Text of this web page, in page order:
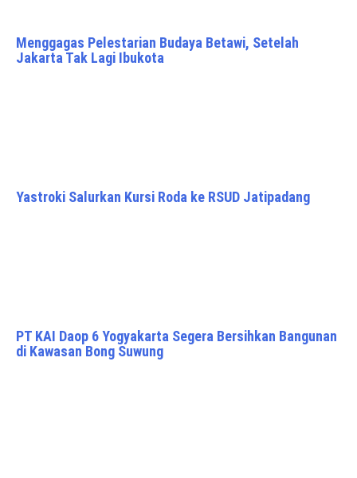
Menggagas Pelestarian Budaya Betawi, Setelah
Jakarta Tak Lagi Ibukota
Yastroki Salurkan Kursi Roda ke RSUD Jatipadang
PT KAI Daop 6 Yogyakarta Segera Bersihkan Bangunan
di Kawasan Bong Suwung